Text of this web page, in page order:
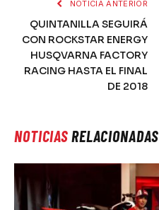
NOTICIA ANTERIOR
QUINTANILLA SEGUIRÁ
CON ROCKSTAR ENERGY
HUSQVARNA FACTORY
RACING HASTA EL FINAL
DE 2018
NOTICIASRELACIONADAS